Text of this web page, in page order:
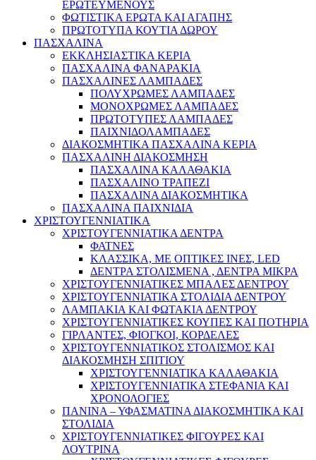
ΕΡΩΤΕΥΜΕΝΟΥΣ
ΦΩΤΙΣΤΙΚΑ ΕΡΩΤΑ ΚΑΙ ΑΓΑΠΗΣ
ΠΡΩΤΟΤΥΠΑ ΚΟΥΤΙΑ ΔΩΡΟΥ
ΠΑΣΧΑΛΙΝΑ
ΕΚΚΛΗΣΙΑΣΤΙΚΑ ΚΕΡΙΑ
ΠΑΣΧΑΛΙΝΑ ΦΑΝΑΡΑΚΙΑ
ΠΑΣΧΑΛΙΝΕΣ ΛΑΜΠΑΔΕΣ
ΠΟΛΥΧΡΩΜΕΣ ΛΑΜΠΑΔΕΣ
ΜΟΝΟΧΡΩΜΕΣ ΛΑΜΠΑΔΕΣ
ΠΡΩΤΟΤΥΠΕΣ ΛΑΜΠΑΔΕΣ
ΠΑΙΧΝΙΔΟΛΑΜΠΑΔΕΣ
ΔΙΑΚΟΣΜΗΤΙΚΑ ΠΑΣΧΑΛΙΝΑ ΚΕΡΙΑ
ΠΑΣΧΑΛΙΝΗ ΔΙΑΚΟΣΜΗΣΗ
ΠΑΣΧΑΛΙΝΑ ΚΑΛΑΘΑΚΙΑ
ΠΑΣΧΑΛΙΝΟ ΤΡΑΠΕΖΙ
ΠΑΣΧΑΛΙΝΑ ΔΙΑΚΟΣΜΗΤΙΚΑ
ΠΑΣΧΑΛΙΝΑ ΠΑΙΧΝΙΔΙΑ
ΧΡΙΣΤΟΥΓΕΝΝΙΑΤΙΚΑ
ΧΡΙΣΤΟΥΓΕΝΝΙΑΤΙΚΑ ΔΕΝΤΡΑ
ΦΑΤΝΕΣ
ΚΛΑΣΣΙΚΑ, ΜΕ ΟΠΤΙΚΕΣ ΙΝΕΣ, LED
ΔΕΝΤΡΑ ΣΤΟΛΙΣΜΕΝΑ , ΔΕΝΤΡΑ ΜΙΚΡΑ
ΧΡΙΣΤΟΥΓΕΝΝΙΑΤΙΚΕΣ ΜΠΑΛΕΣ ΔΕΝΤΡΟΥ
ΧΡΙΣΤΟΥΓΕΝΝΙΑΤΙΚΑ ΣΤΟΛΙΔΙΑ ΔΕΝΤΡΟΥ
ΛΑΜΠΑΚΙΑ ΚΑΙ ΦΩΤΑΚΙΑ ΔΕΝΤΡΟΥ
ΧΡΙΣΤΟΥΓΕΝΝΙΑΤΙΚΕΣ ΚΟΥΠΕΣ ΚΑΙ ΠΟΤΗΡΙΑ
ΓΙΡΛΑΝΤΕΣ, ΦΙΟΓΚΟΙ, ΚΟΡΔΕΛΕΣ
ΧΡΙΣΤΟΥΓΕΝΝΙΑΤΙΚΟΣ ΣΤΟΛΙΣΜΟΣ ΚΑΙ
ΔΙΑΚΟΣΜΗΣΗ ΣΠΙΤΙΟΥ
ΧΡΙΣΤΟΥΓΕΝΝΙΑΤΙΚΑ ΚΑΛΑΘΑΚΙΑ
ΧΡΙΣΤΟΥΓΕΝΝΙΑΤΙΚΑ ΣΤΕΦΑΝΙΑ ΚΑΙ
ΧΡΟΝΟΛΟΓΙΕΣ
ΠΑΝΙΝΑ – ΥΦΑΣΜΑΤΙΝΑ ΔΙΑΚΟΣΜΗΤΙΚΑ ΚΑΙ
ΣΤΟΛΙΔΙΑ
ΧΡΙΣΤΟΥΓΕΝΝΙΑΤΙΚΕΣ ΦΙΓΟΥΡΕΣ ΚΑΙ
ΛΟΥΤΡΙΝΑ